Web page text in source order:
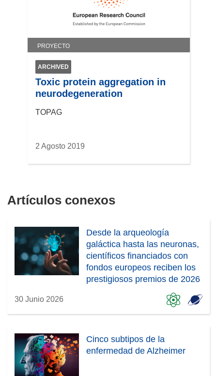
PROYECTO
ARCHIVED
Toxic protein aggregation in
neurodegeneration
TOPAG
2 Agosto 2019
Artículos conexos
Desde la arqueología
galáctica hasta las neuronas,
científicos financiados con
fondos europeos reciben los
prestigiosos premios de 2026
30 Junio 2026
Cinco subtipos de la
enfermedad de Alzheimer